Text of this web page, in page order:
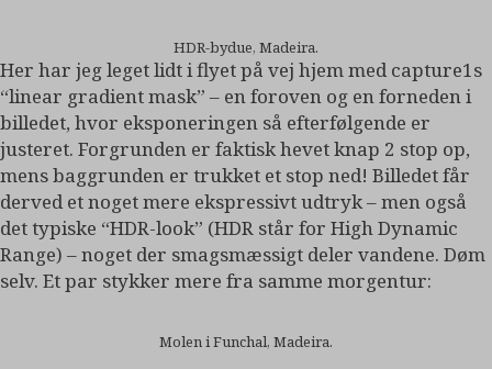
HDR-bydue, Madeira.
Her har jeg leget lidt i flyet på vej hjem med capture1s
“linear gradient mask” – en foroven og en forneden i
billedet, hvor eksponeringen så efterfølgende er
justeret. Forgrunden er faktisk hevet knap 2 stop op,
mens baggrunden er trukket et stop ned! Billedet får
derved et noget mere ekspressivt udtryk – men også
det typiske “HDR-look” (HDR står for High Dynamic
Range) – noget der smagsmæssigt deler vandene. Døm
selv. Et par stykker mere fra samme morgentur:
Molen i Funchal, Madeira.